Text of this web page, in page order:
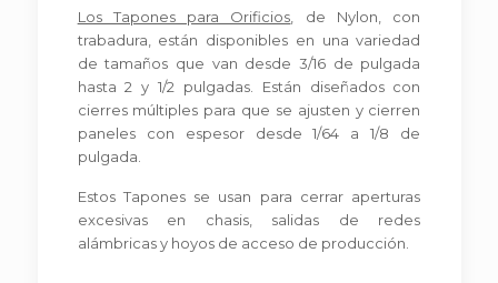
Los Tapones para Orificios , de Nylon, con
trabadura, están disponibles en una variedad
de tamaños que van desde 3/16 de pulgada
hasta 2 y 1/2 pulgadas. Están diseñados con
cierres múltiples para que se ajusten y cierren
paneles con espesor desde 1/64 a 1/8 de
pulgada.
Estos Tapones se usan para cerrar aperturas
excesivas en chasis, salidas de redes
alámbricas y hoyos de acceso de producción.